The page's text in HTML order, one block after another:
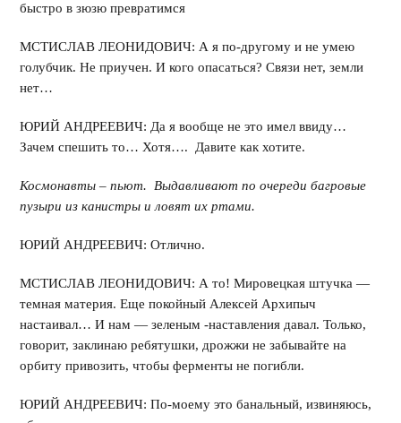
быстро в зюзю превратимся
МСТИСЛАВ ЛЕОНИДОВИЧ: А я по-другому и не умею
голубчик. Не приучен. И кого опасаться? Связи нет, земли
нет…
ЮРИЙ АНДРЕЕВИЧ: Да я вообще не это имел ввиду…
Зачем спешить то… Хотя…. Давите как хотите.
Космонавты – пьют. Выдавливают по очереди багровые
пузыри из канистры и ловят их ртами.
ЮРИЙ АНДРЕЕВИЧ: Отлично.
МСТИСЛАВ ЛЕОНИДОВИЧ: А то! Мировецкая штучка —
темная материя. Еще покойный Алексей Архипыч
настаивал… И нам — зеленым -наставления давал. Только,
говорит, заклинаю ребятушки, дрожжи не забывайте на
орбиту привозить, чтобы ферменты не погибли.
ЮРИЙ АНДРЕЕВИЧ: По-моему это банальный, извиняюсь,